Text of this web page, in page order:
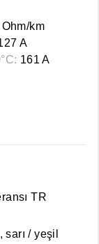
km
A
161 A
TR
/ yeşil